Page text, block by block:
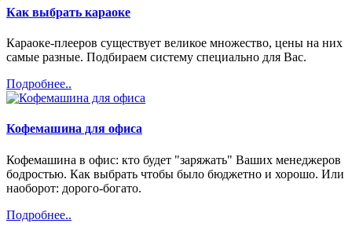
Как выбрать караоке
Караоке-плееров существует великое множество, цены на них
самые разные. Подбираем систему специально для Вас.
Подробнее..
Кофемашина для офиса
Кофемашина в офис: кто будет "заряжать" Ваших менеджеров
бодростью. Как выбрать чтобы было бюджетно и хорошо. Или
наоборот: дорого-богато.
Подробнее..